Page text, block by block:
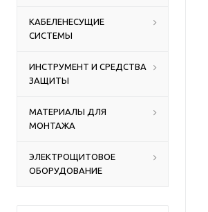
КАБЕЛЕНЕСУЩИЕ
СИСТЕМЫ
ИНСТРУМЕНТ И СРЕДСТВА
ЗАЩИТЫ
МАТЕРИАЛЫ ДЛЯ
МОНТАЖА
ЭЛЕКТРОЩИТОВОЕ
ОБОРУДОВАНИЕ